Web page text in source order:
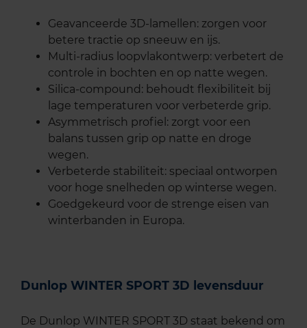
Geavanceerde 3D-lamellen: zorgen voor
betere tractie op sneeuw en ijs.
Multi-radius loopvlakontwerp: verbetert de
controle in bochten en op natte wegen.
Silica-compound: behoudt flexibiliteit bij
lage temperaturen voor verbeterde grip.
Asymmetrisch profiel: zorgt voor een
balans tussen grip op natte en droge
wegen.
Verbeterde stabiliteit: speciaal ontworpen
voor hoge snelheden op winterse wegen.
Goedgekeurd voor de strenge eisen van
winterbanden in Europa.
Dunlop WINTER SPORT 3D levensduur
De Dunlop WINTER SPORT 3D staat bekend om